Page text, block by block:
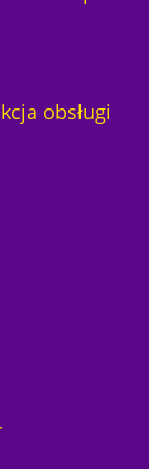
obsługi